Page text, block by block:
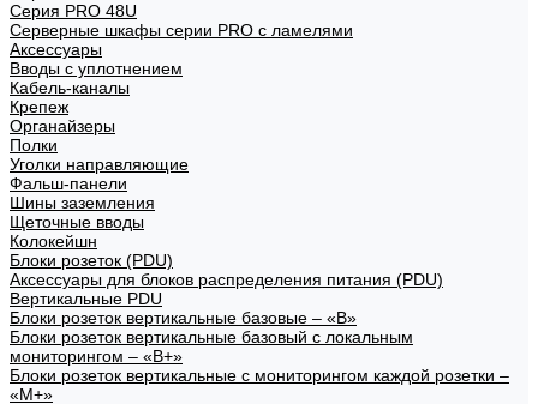
Серия PRO 48U
Серверные шкафы серии PRO с ламелями
Аксессуары
Вводы с уплотнением
Кабель-каналы
Крепеж
Органайзеры
Полки
Уголки направляющие
Фальш-панели
Шины заземления
Щеточные вводы
Колокейшн
Блоки розеток (PDU)
Аксессуары для блоков распределения питания (PDU)
Вертикальные PDU
Блоки розеток вертикальные базовые – «В»
Блоки розеток вертикальные базовый с локальным
мониторингом – «В+»
Блоки розеток вертикальные с мониторингом каждой розетки –
«М+»